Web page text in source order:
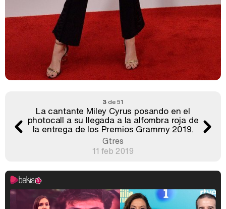
3de 51
La cantante Miley Cyrus posando en el
photocall a su llegada a la alfombra roja de
la entrega de los Premios Grammy 2019.
Gtres
11 feb 2019